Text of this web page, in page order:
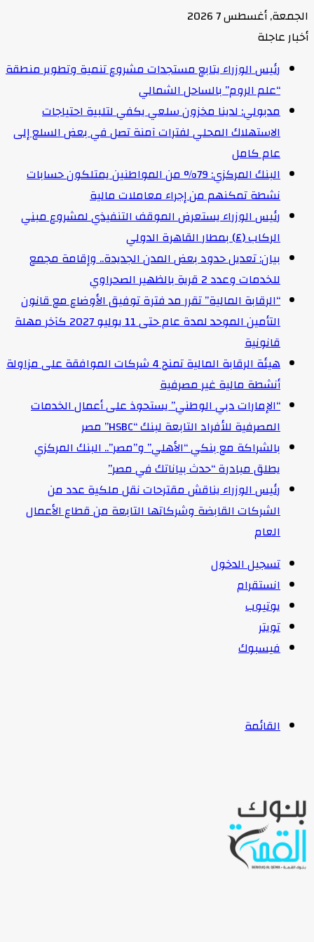
أغسطس 7 2026
عاجلة
رئيس الوزراء يتابع مستجدات مشروع تنمية وتطوير منطقة
“علم الروم” بالساحل الشمالي
مدبولي: لدينا مخزون سلعي يكفي لتلبية احتياجات
الاستهلاك المحلي لفترات آمنة تصل في بعض السلع إلى
عام كامل
البنك المركزي: 79% من المواطنين يمتلكون حسابات
نشطة تمكنهم من إجراء معاملات مالية
رئيس الوزراء يستعرض الموقف التنفيذي لمشروع مبني
الركاب (٤) بمطار القاهرة الدولي
بيان: تعديل حدود بعض المدن الجديدة.. وإقامة مجمع
للخدمات وعدد 2 قرية بالظهير الصحراوي
“الرقابة المالية” تقرر مد فترة توفيق الأوضاع مع قانون
التأمين الموحد لمدة عام حتى 11 يوليو 2027 كآخر مهلة
قانونية
هيئة الرقابة المالية تمنح 4 شركات الموافقة على مزاولة
أنشطة مالية غير مصرفية
“الإمارات دبي الوطني” يستحوذ على أعمال الخدمات
المصرفية للأفراد التابعة لبنك “HSBC” مصر
بالشراكة مع بنكي “الأهلي” و”مصر”.. البنك المركزي
يطلق مبادرة “حدث بياناتك في مصر”
رئيس الوزراء يناقش مقترحات نقل ملكية عدد من
الشركات القابضة وشركاتها التابعة من قطاع الأعمال
العام
تسجيل الدخول
انستقرام
يوتيوب
تويتر
فيسبوك
القائمة